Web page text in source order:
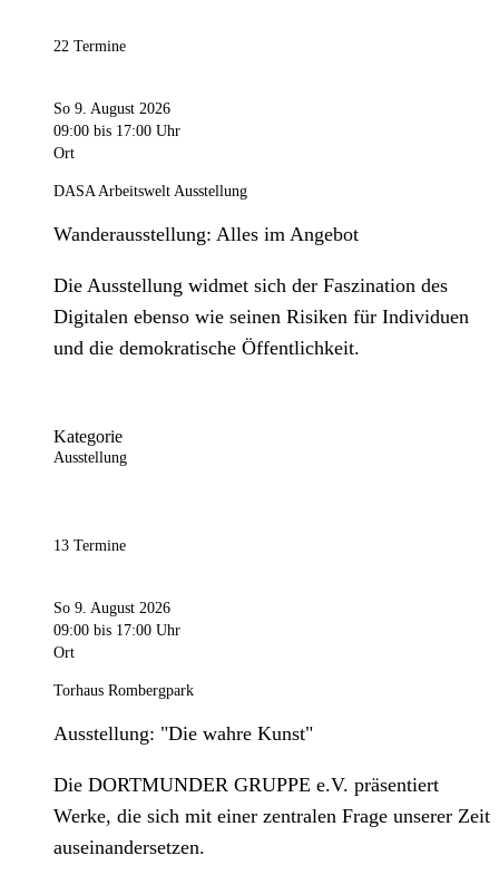
22 Termine
So 9. August 2026
09:00 bis 17:00 Uhr
Ort
DASA Arbeitswelt Ausstellung
Wanderausstellung: Alles im Angebot
Die Ausstellung widmet sich der Faszination des
Digitalen ebenso wie seinen Risiken für Individuen
und die demokratische Öffentlichkeit.
Kategorie
Ausstellung
13 Termine
So 9. August 2026
09:00 bis 17:00 Uhr
Ort
Torhaus Rombergpark
Ausstellung: "Die wahre Kunst"
Die DORTMUNDER GRUPPE e.V. präsentiert
Werke, die sich mit einer zentralen Frage unserer Zeit
auseinandersetzen.